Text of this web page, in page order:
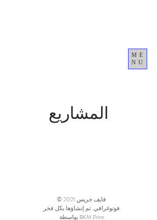
ME
NU
المشاريع
© 2021 فايف جريس
فوتوغرافي. تم إنشاؤها بكل فخر
بواسطة BKM Print